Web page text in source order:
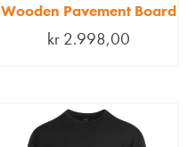
Wooden Pavement Board
kr2.998,00